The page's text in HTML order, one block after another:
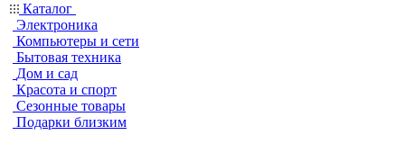
Каталог
Электроника
Компьютеры и сети
Бытовая техника
Дом и сад
Красота и спорт
Сезонные товары
Подарки близким